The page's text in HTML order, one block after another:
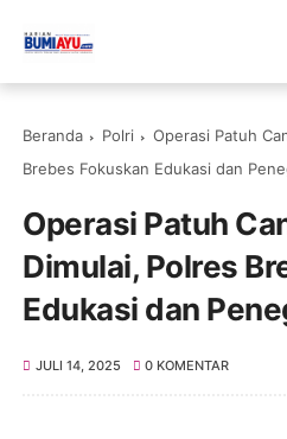
Beranda Polri
Operasi Patuh
Brebes Fokuskan Edukasi dan
Operasi Patuh
Dimulai, Polres
Edukasi dan
JULI 14, 2025 0 KOMENTAR